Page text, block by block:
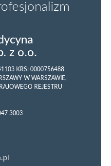
z o.o.
KRS: 0000756488
W WARSZAWIE,
REJESTRU
3003